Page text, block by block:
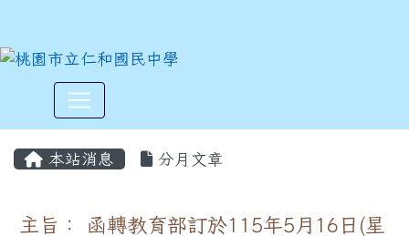
本站消息 分月文章
主旨： 函轉教育部訂於115年5月16日(星